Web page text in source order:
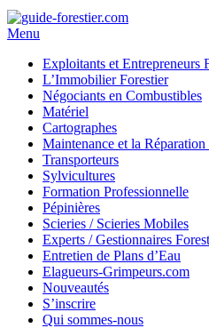
Menu
Exploitants et Entrepreneurs
L’Immobilier Forestier
Négociants en Combustibles
Matériel
Cartographes
Maintenance et la
Transporteurs
Sylvicultures
Formation Professionnelle
Pépinières
Scieries / Scieries Mobiles
Experts / Gestionnaires
Entretien de Plans d’Eau
Elagueurs-Grimpeurs.com
Nouveautés
S’inscrire
Qui sommes-nous